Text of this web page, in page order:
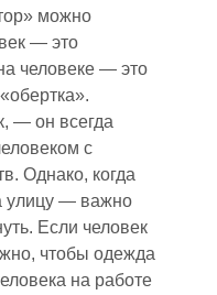
можно
— это
человеке — это
, — он всегда
с
Однако, когда
улицу — важно
Если человек
, чтобы одежда
на работе